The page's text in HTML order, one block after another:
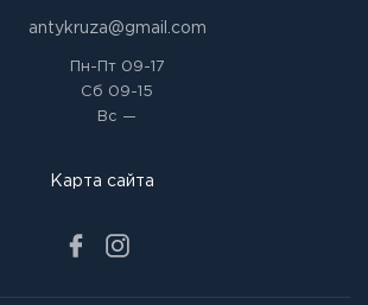
antykruza@gmail.com
Пн-Пт09-17
Сб 09-15
Вс —
Карта сайта